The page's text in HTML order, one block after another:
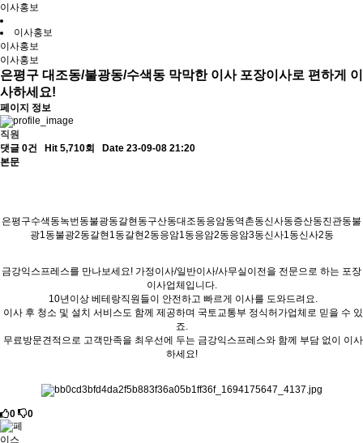
이사홍보
이사홍보
이사홍보
이사홍보
은평구 대조동/불광동/수색동 막막한 이사 포장이사로 편하게 이
사하세요!
페이지 정보
직원
댓글 0건
Hit 5,710회
Date 23-09-08 21:20
본문
은평구수색동녹번동불광동갈현동구산동대조동응암동역촌동신사동증산동진관동불
광1동불광2동갈현1동갈현2동응암1동응암2동응암3동신사1동신사2동
금강익스프레스를 만나보세요! 가정이사/일반이사/사무실이전을 전문으로 하는 포장
이사업체입니다.
10년이상 베테랑직원들이 안전하고 빠르게 이사를 도와드려요.
이사 후 청소 및 설치 서비스도 함께 제공하며 국토교통부 정식허가업체로 믿을 수 있
죠.
무료방문견적으로 고객만족을 최우선에 두는 금강익스프레스와 함께 부담 없이 이사
하세요!
0 0